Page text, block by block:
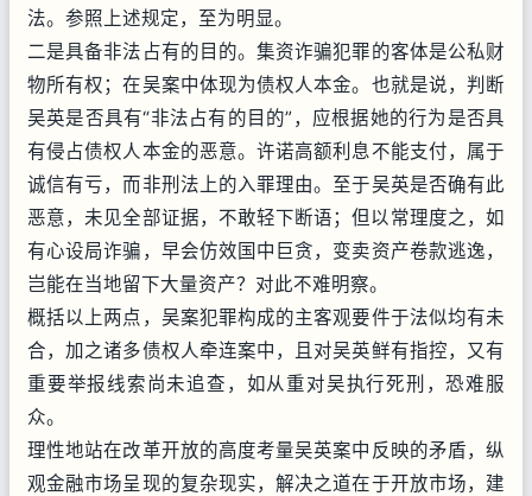
法。参照上述规定，至为明显。
二是具备非法占有的目的。集资诈骗犯罪的客体是公私财
物所有权；在吴案中体现为债权人本金。也就是说，判断
吴英是否具有“非法占有的目的”，应根据她的行为是否具
有侵占债权人本金的恶意。许诺高额利息不能支付，属于
诚信有亏，而非刑法上的入罪理由。至于吴英是否确有此
恶意，未见全部证据，不敢轻下断语；但以常理度之，如
有心设局诈骗，早会仿效国中巨贪，变卖资产卷款逃逸，
岂能在当地留下大量资产？对此不难明察。
概括以上两点，吴案犯罪构成的主客观要件于法似均有未
合，加之诸多债权人牵连案中，且对吴英鲜有指控，又有
重要举报线索尚未追查，如从重对吴执行死刑，恐难服
众。
理性地站在改革开放的高度考量吴英案中反映的矛盾，纵
观金融市场呈现的复杂现实，解决之道在于开放市场，建